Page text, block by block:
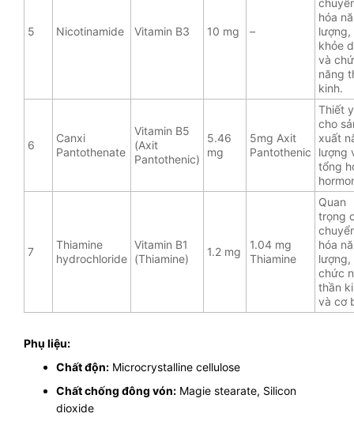
5 Nicotinamide Vitamin B3 10 mg –
hóa
lượng,
khỏe
và
năng
kinh.
6
Canxi
Pantothenate
Vitamin B5
(Axit
Pantothenic)
5.46
mg
5mg Axit
Pantothenic
Thiết
cho
xuất
lượng
tổng
7
Thiamine
hydrochloride
Vitamin B1
(Thiamine)
1.2 mg
1.04 mg
Thiamine
Quan
trọng
hóa
lượng,
chức
thần
và cơ
Phụ liệu:
Chất độn: Microcrystalline cellulose
Chất chống đông vón: Magie stearate, Silicon
dioxide